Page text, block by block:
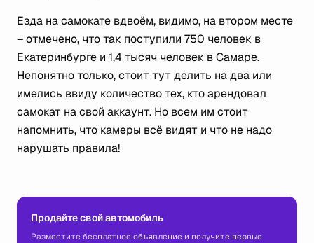
Езда на самокате вдвоём, видимо, на втором месте
– отмечено, что так поступили 750 человек в
Екатеринбурге и 1,4 тысяч человек в Самаре.
Непонятно только, стоит тут делить на два или
имелись ввиду количество тех, кто арендовал
самокат на свой аккаунт. Но всем им стоит
напомнить, что камеры всё видят и что не надо
нарушать правила!
Продайте свой автомобиль
Разместите бесплатное объявление и получите первые